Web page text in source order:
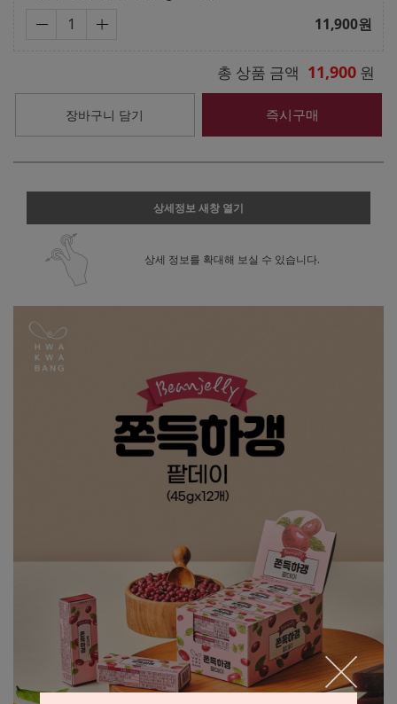
11,900원
총 상품 금액 11,900 원
장바구니 담기 즉시구매
상세정보 새창 열기
상세 정보를 확대해 보실 수 있습니다.